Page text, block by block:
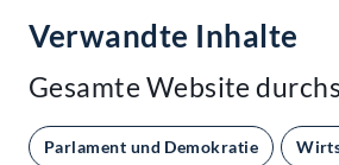
Verwandte Inhalte
Gesamte Website
Parlament und Demokratie